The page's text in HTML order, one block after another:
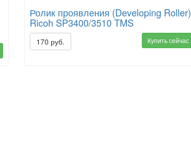
Ролик проявления (Developing Roller)
Ricoh SP3400/3510 TMS
170 руб. Купить сейчас